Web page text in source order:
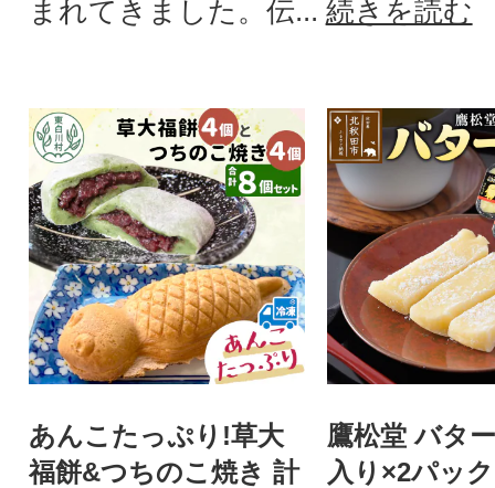
まれてきました。伝... 続きを読む
あんこたっぷり!草大
福餅&つちのこ焼き 計
鷹松堂 バタ
入り×2パッ